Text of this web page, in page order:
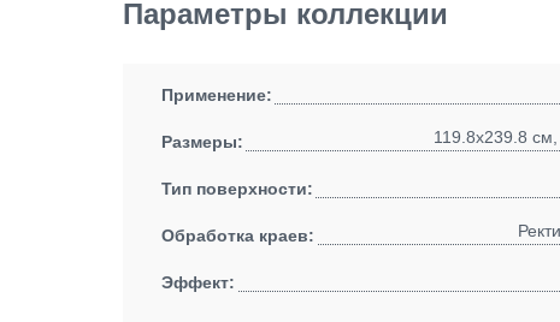
Параметры коллекции
Применение:
Размеры: 119.8x239.8
Тип поверхности:
Обработка краев:
Эффект: